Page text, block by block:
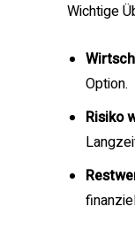
Wichtige
Option.
Risiko